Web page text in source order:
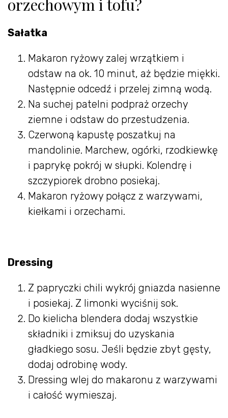
orzechowym i tofu?
Sałatka
Makaron ryżowy zalej wrzątkiem i
odstaw na ok. 10 minut, aż będzie miękki.
Następnie odcedź i przelej zimną wodą.
Na suchej patelni podpraż orzechy
ziemne i odstaw do przestudzenia.
Czerwoną kapustę poszatkuj na
mandolinie. Marchew, ogórki, rzodkiewkę
i paprykę pokrój w słupki. Kolendrę i
szczypiorek drobno posiekaj.
Makaron ryżowy połącz z warzywami,
kiełkami i orzechami.
Dressing
Z papryczki chili wykrój gniazda nasienne
i posiekaj. Z limonki wyciśnij sok.
Do kielicha blendera dodaj wszystkie
składniki i zmiksuj do uzyskania
gładkiego sosu. Jeśli będzie zbyt gęsty,
dodaj odrobinę wody.
Dressing wlej do makaronu z warzywami
i całość wymieszaj.